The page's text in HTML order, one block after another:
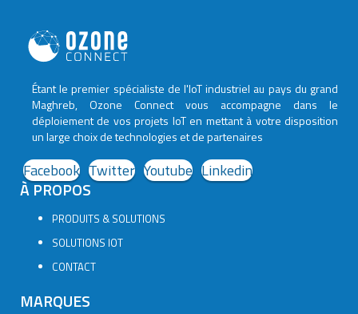
Étant le premier spécialiste de l'IoT industriel au pays du grand
Maghreb, Ozone Connect vous accompagne dans le
déploiement de vos projets IoT en mettant à votre disposition
un large choix de technologies et de partenaires
Facebook Twitter Youtube Linkedin
À PROPOS
PRODUITS & SOLUTIONS
SOLUTIONS IOT
CONTACT
MARQUES